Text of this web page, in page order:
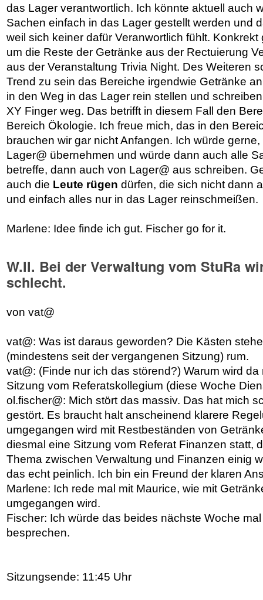
das Lager verantwortlich. Ich könnte aktuell auch
Sachen einfach in das Lager gestellt werden und
weil sich keiner dafür Veranwortlich fühlt.
um die Reste der Getränke aus der Rectuierung
aus der Veranstaltung Trivia Night. Des Weiteren
Trend zu sein das Bereiche irgendwie Getränke
in den Weg in das Lager rein stellen und
XY Finger weg. Das betrifft in diesem Fall den
Bereich Ökologie. Ich freue mich, das in den
brauchen wir gar nicht Anfangen. Ich würde
Lager@ übernehmen und würde dann auch alle
betreffe, dann auch von Lager@ aus schreiben.
auch die Leute rügen dürfen, die sich nicht dann
und einfach alles nur in das Lager reinschmeißen.
Marlene: Idee finde ich gut. Fischer go for it.
W.II. Bei der Verwaltung vom StuRa
schlecht.
von vat@
vat@: Was ist daraus geworden? Die Kästen
(mindestens seit der vergangenen Sitzung) rum.
vat@: (Finde nur ich das störend?) Warum wird
Sitzung vom Referatskollegium (diese Woche
ol.fischer@: Mich stört das massiv. Das hat mich
gestört. Es braucht halt anscheinend klarere
umgegangen wird mit Restbeständen von
diesmal eine Sitzung vom Referat Finanzen statt,
Thema zwischen Verwaltung und Finanzen einig
das echt peinlich. Ich bin ein Freund der klaren
Marlene: Ich rede mal mit Maurice, wie mit
umgegangen wird.
Fischer: Ich würde das beides nächste Woche
besprechen.
Sitzungsende: 11:45 Uhr